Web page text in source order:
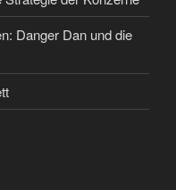
Danger Dan und die